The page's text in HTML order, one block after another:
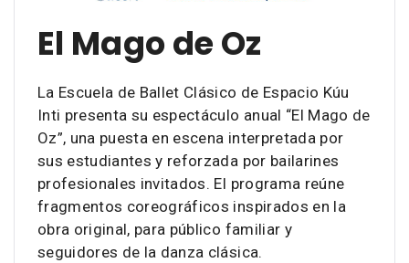
El Mago de Oz
La Escuela de Ballet Clásico de Espacio Kúu
Inti presenta su espectáculo anual “El Mago de
Oz”, una puesta en escena interpretada por
sus estudiantes y reforzada por bailarines
profesionales invitados. El programa reúne
fragmentos coreográficos inspirados en la
obra original, para público familiar y
seguidores de la danza clásica.